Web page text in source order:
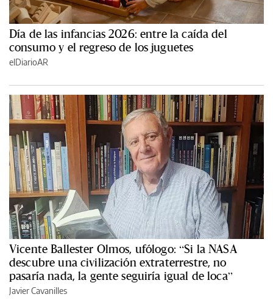
Día de las infancias 2026: entre la caída del
consumo y el regreso de los juguetes
elDiarioAR
Vicente Ballester Olmos, ufólogo: “Si la NASA
descubre una civilización extraterrestre, no
pasaría nada, la gente seguiría igual de loca”
Javier Cavanilles